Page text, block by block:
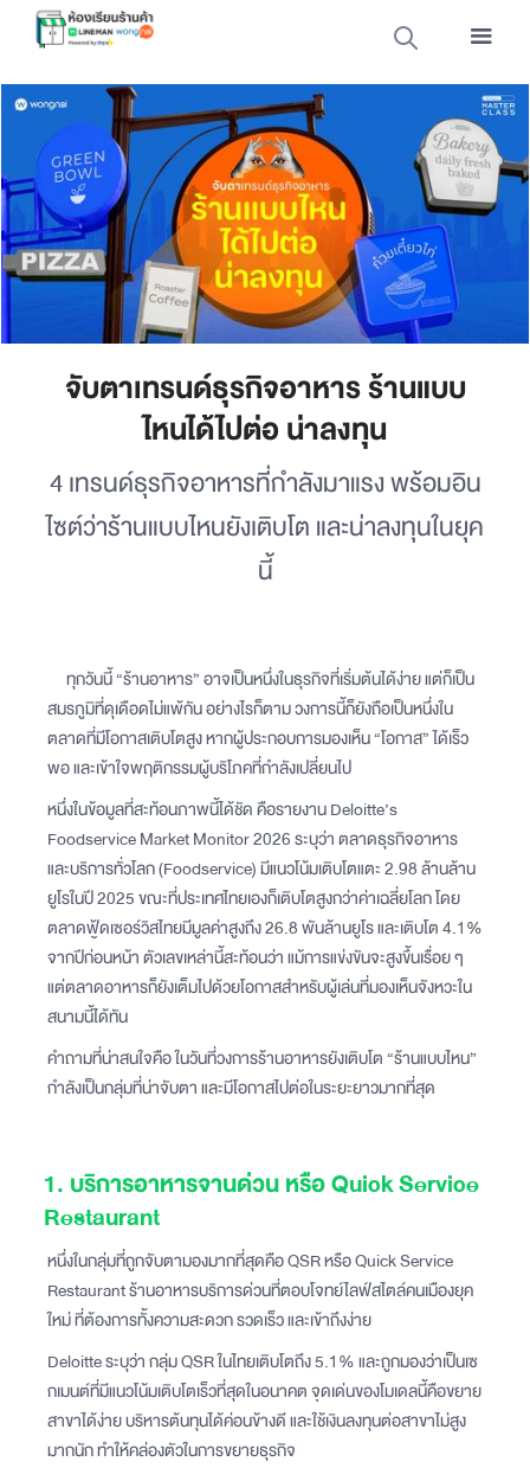
จับตาเทรนด์ธุรกิจอาหาร ร้านแบบ
ไหนได้ไปต่อ น่าลงทุน
4 เทรนด์ธุรกิจอาหารที่กำลังมาแรง พร้อมอิน
ไซต์ว่าร้านแบบไหนยังเติบโต และน่าลงทุนในยุค
นี้
ทุกวันนี้ “ร้านอาหาร” อาจเป็นหนึ่งในธุรกิจที่เริ่มต้นได้ง่าย แต่ก็เป็น
สมรภูมิที่ดุเดือดไม่แพ้กัน อย่างไรก็ตาม วงการนี้ก็ยังถือเป็นหนึ่งใน
ตลาดที่มีโอกาสเติบโตสูง หากผู้ประกอบการมองเห็น “โอกาส” ได้เร็ว
พอ และเข้าใจพฤติกรรมผู้บริโภคที่กำลังเปลี่ยนไป
หนึ่งในข้อมูลที่สะท้อนภาพนี้ได้ชัด คือรายงาน Deloitte’s
Foodservice Market Monitor 2026 ระบุว่า ตลาดธุรกิจอาหาร
และบริการทั่วโลก (Foodservice) มีแนวโน้มเติบโตแตะ 2.98 ล้านล้าน
ยูโรในปี 2025 ขณะที่ประเทศไทยเองก็เติบโตสูงกว่าค่าเฉลี่ยโลก โดย
ตลาดฟู้ดเซอร์วิสไทยมีมูลค่าสูงถึง 26.8 พันล้านยูโร และเติบโต 4.1%
จากปีก่อนหน้า ตัวเลขเหล่านี้สะท้อนว่า แม้การแข่งขันจะสูงขึ้นเรื่อย ๆ
แต่ตลาดอาหารก็ยังเต็มไปด้วยโอกาสสำหรับผู้เล่นที่มองเห็นจังหวะใน
สนามนี้ได้ทัน
คำถามที่น่าสนใจคือ ในวันที่วงการร้านอาหารยังเติบโต “ร้านแบบไหน”
กำลังเป็นกลุ่มที่น่าจับตา และมีโอกาสไปต่อในระยะยาวมากที่สุด
1. บริการอาหารจานด่วน หรือ Quick Service
Restaurant
หนึ่งในกลุ่มที่ถูกจับตามองมากที่สุดคือ QSR หรือ Quick Service
Restaurant ร้านอาหารบริการด่วนที่ตอบโจทย์ไลฟ์สไตล์คนเมืองยุค
ใหม่ ที่ต้องการทั้งความสะดวก รวดเร็ว และเข้าถึงง่าย
Deloitte ระบุว่า กลุ่ม QSR ในไทยเติบโตถึง 5.1% และถูกมองว่าเป็นเซ
กเมนต์ที่มีแนวโน้มเติบโตเร็วที่สุดในอนาคต จุดเด่นของโมเดลนี้คือขยาย
สาขาได้ง่าย บริหารต้นทุนได้ค่อนข้างดี และใช้เงินลงทุนต่อสาขาไม่สูง
มากนัก ทำให้คล่องตัวในการขยายธุรกิจ